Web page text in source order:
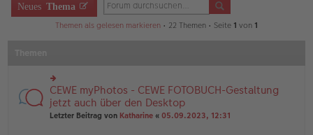
Neues Thema
Themen als gelesen markieren • 22 Themen • Seite 1 von 1
rs
te
r
u
CEWE myPhotos - CEWE FOTOBUCH-Gestaltung
jetzt auch über den Desktop
Letzter Beitrag von Katharine « 05.09.2023, 12:31